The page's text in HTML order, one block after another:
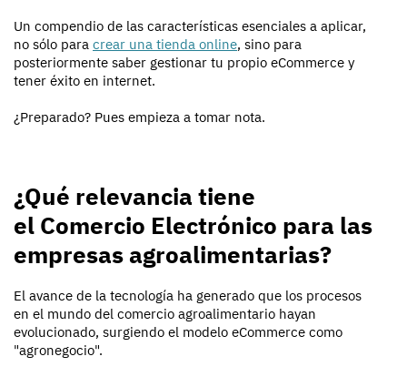
Un compendio de las características esenciales a aplicar,
no sólo para crear una tienda online, sino para
posteriormente saber gestionar tu propio eCommerce y
tener éxito en internet.
¿Preparado? Pues empieza a tomar nota.
¿Qué relevancia tiene
el Comercio Electrónico para las
empresas agroalimentarias?
El avance de la tecnología ha generado que los procesos
en el mundo del comercio agroalimentario hayan
evolucionado, surgiendo el modelo eCommerce como
"agronegocio".